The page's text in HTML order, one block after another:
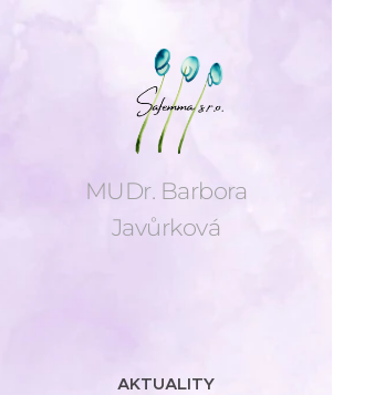
MUDr. Barbora
Javůrková
AKTUALITY